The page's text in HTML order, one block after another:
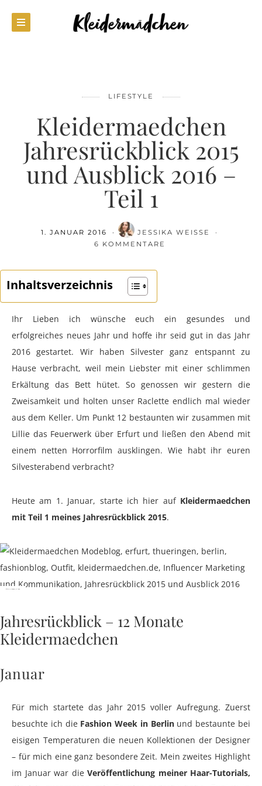
LIFESTYLE
Kleidermaedchen
Jahresrückblick 2015
und Ausblick 2016 –
Teil 1
1. JANUAR 2016
JESSIKA WEISSE
6 KOMMENTARE
Inhaltsverzeichnis
Ihr Lieben ich wünsche euch ein gesundes und
erfolgreiches neues Jahr und hoffe ihr seid gut in das Jahr
2016 gestartet. Wir haben Silvester ganz entspannt zu
Hause verbracht, weil mein Liebster mit einer schlimmen
Erkältung das Bett hütet. So genossen wir gestern die
Zweisamkeit und holten unser Raclette endlich mal wieder
aus dem Keller. Um Punkt 12 bestaunten wir zusammen mit
Lillie das Feuerwerk über Erfurt und ließen den Abend mit
einem netten Horrorfilm ausklingen. Wie habt ihr euren
Silvesterabend verbracht?
Heute am 1. Januar, starte ich hier auf Kleidermaedchen
mit Teil 1 meines Jahresrückblick 2015.
Bild via Anders Jildén
Jahresrückblick – 12 Monate
Kleidermaedchen
Januar
Für mich startete das Jahr 2015 voller Aufregung. Zuerst
besuchte ich die Fashion Week in Berlinund bestaunte bei
eisigen Temperaturen die neuen Kollektionen der Designer
– für mich eine ganz besondere Zeit. Mein zweites Highlight
im Januar war die Veröffentlichung meiner Haar-Tutorials,